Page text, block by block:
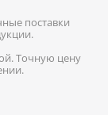
поставки
Точную цену